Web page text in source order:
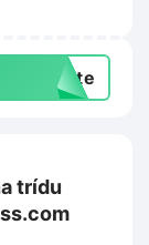
exte
trídu